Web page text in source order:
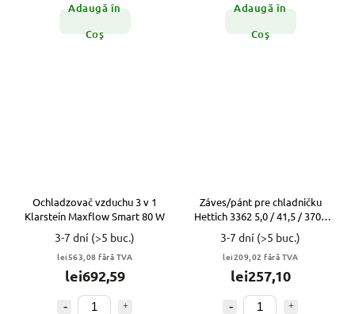
Adaugă în
Coş
Adaugă în
Coş
Ochladzovač vzduchu 3 v 1
Klarstein Maxflow Smart 80 W
3-7 dní (>5 buc.)
lei563,08 fără TVA
lei692,59
Záves/pánt pre chladničku
Hettich 3362 5,0 / 41,5 / 3702
5,0
3-7 dní (>5 buc.)
lei209,02 fără TVA
lei257,10